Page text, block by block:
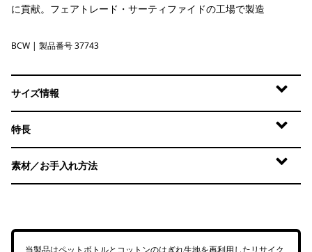
に貢献。フェアトレード・サーティファイドの工場で製造
Birch White
BCW | 製品番号 37743
サイズ情報
特長
素材／お手入れ方法
当製品はペットボトルとコットンのはぎれ生地を再利用したリサイク